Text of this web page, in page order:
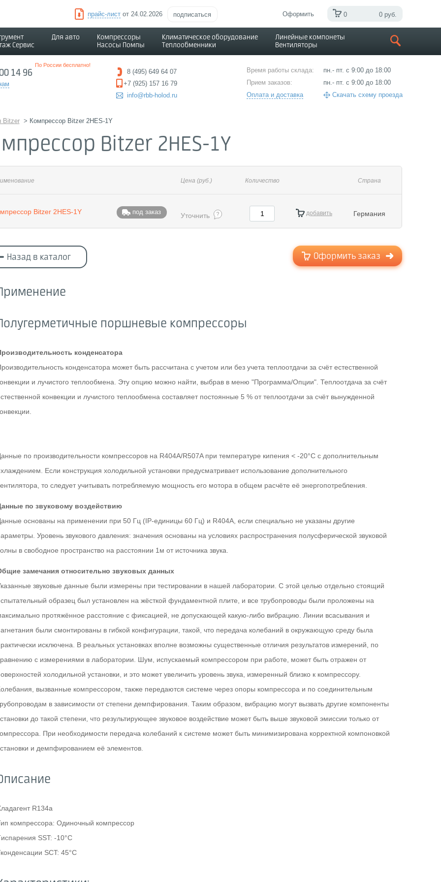
прайс-листот 24.02.2026 подписаться Оформить 0 0 руб.
Сервис
Для авто
Компрессоры
Насосы Помпы
Климатическое оборудование
Теплообменники
Линейные компонеты
Вентиляторы
14 96
По России бесплатно!
8 (495) 649 64 07
+7 (925) 157 16 79
info@rbb-holod.ru
Время работы склада:
Прием заказов:
Оплата и доставка
пн.- пт. с 9:00 до 18:00
пн.- пт. с 9:00 до 18:00
Скачать схему проезда
Bitzer > Компрессор Bitzer 2HES-1Y
Bitzer 2HES-1Y
Цена (руб.) Количество Страна
Bitzer 2HES-1Y под заказ Уточнить добавить Германия
Назад в каталог Оформить заказ
поршневые компрессоры
конденсатора
конденсатора может быть рассчитана с учетом или без учета теплоотдачи за счёт естественной
и лучистого теплообмена. Эту опцию можно найти, выбрав в меню "Программа/Опции". Теплоотдача за счёт
конвекции и лучистого теплообмена составляет постоянные 5 % от теплоотдачи за счёт вынужденной
по производительности компрессоров на R404A/R507A при температуре кипения < -20°С с дополнительным
Если конструкция холодильной установки предусматривает использование дополнительного
то следует учитывать потребляемую мощность его мотора в общем расчёте её энергопотребления.
по звуковому воздействию
основаны на применении при 50 Гц (IP-единицы 60 Гц) и R404A, если специально не указаны другие
Уровень звукового давления: значения основаны на условиях распространения полусферической звуковой
в свободное пространство на расстоянии 1м от источника звука.
замечания относительно звуковых данных
звуковые данные были измерены при тестировании в нашей лаборатории. С этой целью отдельно стоящий
образец был установлен на жёсткой фундаментной плите, и все трубопроводы были проложены на
протяжённое расстояние с фиксацией, не допускающей какую-либо вибрацию. Линии всасывания и
были смонтированы в гибкой конфигурации, такой, что передача колебаний в окружающую среду была
исключена. В реальных установках вполне возможны существенные отличия результатов измерений, по
с измерениями в лаборатории. Шум, испускаемый компрессором при работе, может быть отражен от
холодильной установки, и это может увеличить уровень звука, измеренный близко к компрессору.
вызванные компрессором, также передаются системе через опоры компрессора и по соединительным
в зависимости от степени демпфирования. Таким образом, вибрацию могут вызвать другие компоненты
до такой степени, что результирующее звуковое воздействие может быть выше звуковой эмиссии только от
При необходимости передача колебаний к системе может быть минимизирована корректной компоновкой
и демпфированием её элементов.
R134a
компрессора: Одиночный компрессор
SST: -10°C
SCT: 45°C